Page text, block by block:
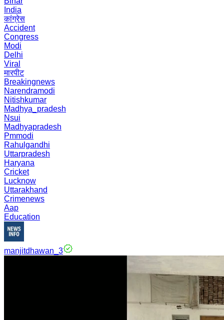
India
कांग्रेस
Accident
Congress
Modi
Delhi
Viral
मारपीट
Breakingnews
Narendramodi
Nitishkumar
Madhya_pradesh
Nsui
Madhyapradesh
Pmmodi
Rahulgandhi
Uttarpradesh
Haryana
Cricket
Lucknow
Uttarakhand
Crimenews
Aap
Education
manjitdhawan_3